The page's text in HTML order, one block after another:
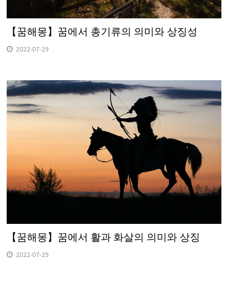
【꿈해몽】꿈에서 총기류의 의미와 상징성
2022-07-29
【꿈해몽】꿈에서 활과 화살의 의미와 상징
2022-07-29